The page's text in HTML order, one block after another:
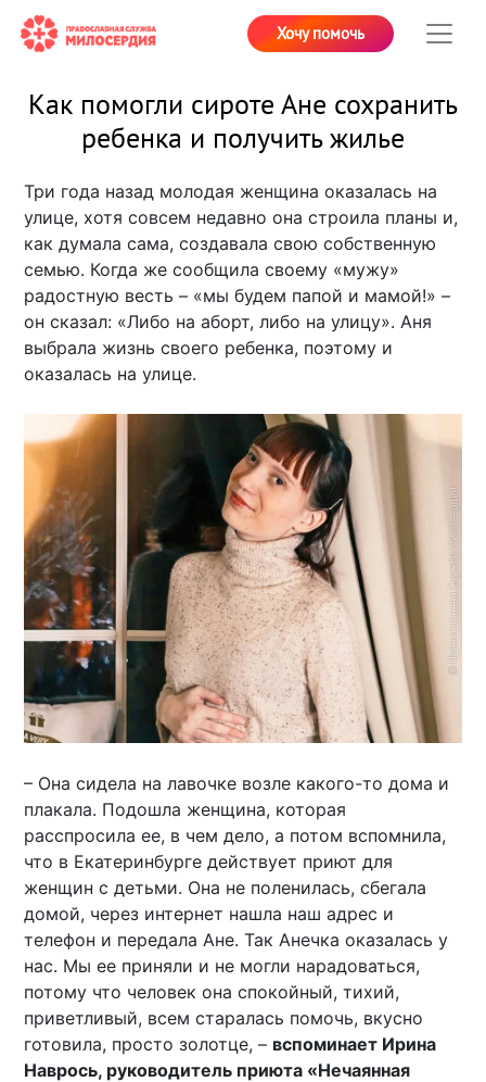
Хочу помочь
Как помогли сироте Ане сохранить
ребенка и получить жилье
Три года назад молодая женщина оказалась на
улице, хотя совсем недавно она строила планы и,
как думала сама, создавала свою собственную
семью. Когда же сообщила своему «мужу»
радостную весть – «мы будем папой и мамой!» –
он сказал: «Либо на аборт, либо на улицу». Аня
выбрала жизнь своего ребенка, поэтому и
оказалась на улице.
– Она сидела на лавочке возле какого-то дома и
плакала. Подошла женщина, которая
расспросила ее, в чем дело, а потом вспомнила,
что в Екатеринбурге действует приют для
женщин с детьми. Она не поленилась, сбегала
домой, через интернет нашла наш адрес и
телефон и передала Ане. Так Анечка оказалась у
нас. Мы ее приняли и не могли нарадоваться,
потому что человек она спокойный, тихий,
приветливый, всем старалась помочь, вкусно
готовила, просто золотце, – вспоминает Ирина
Наврось, руководитель приюта «Нечаянная